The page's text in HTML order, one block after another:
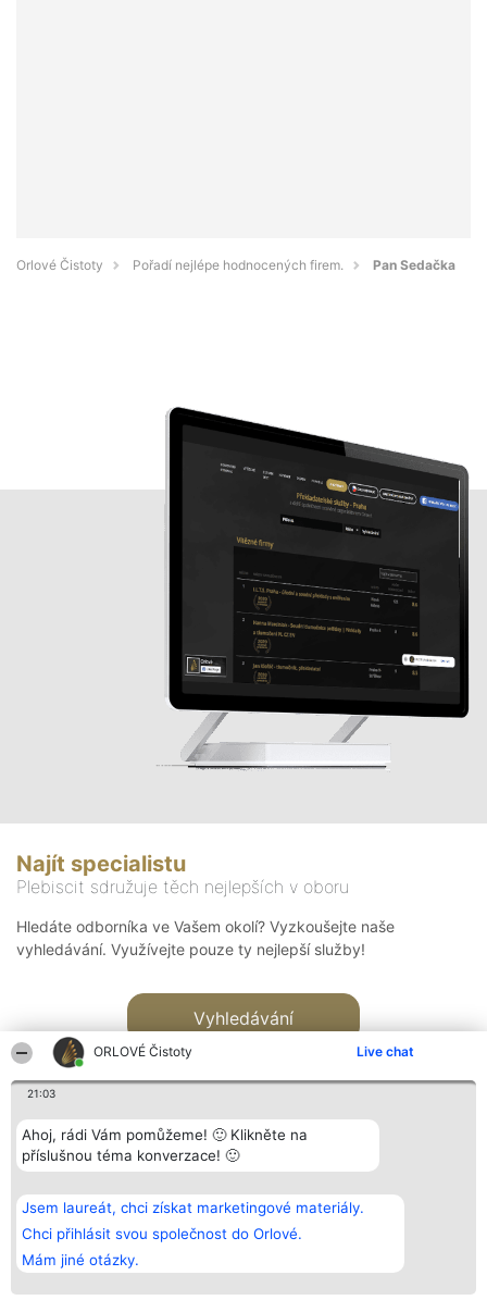
ORLOVÉ Čistoty Live chat
21:03
Ahoj, rádi Vám pomůžeme! 🙂 Klikněte na
příslušnou téma konverzace! 🙂
Jsem laureát, chci získat marketingové materiály.
Chci přihlásit svou společnost do Orlové.
Mám jiné otázky.
Orlové Čistoty Pořadí nejlépe hodnocených firem. Pan Sedačka
Najít specialistu
Plebiscit sdružuje těch nejlepších v oboru
Hledáte odborníka ve Vašem okolí? Vyzkoušejte naše
vyhledávání. Využívejte pouze ty nejlepší služby!
Vyhledávání
Bright Side Solutions sp. z o.
o. sp. k.
ul. Ruska 22
Wrocław 50-079
KRS 0000749100 | Regon
381313360 | NIP 8943132676
Vítězové
Seznam všech
laureátů
Zásady
Zásady
Kontakt